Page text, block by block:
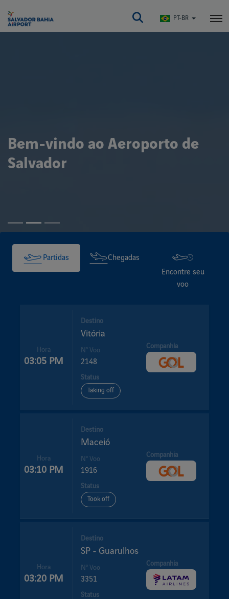
para
o
PT-BR
Bem-vindo ao Aeroporto de
Salvador
Partidas
Chegadas
Encontre seu
voo
Hora
03:05 PM
Destino
Vitória
Companhia
Nº Voo
2148
Status
Taking off
Hora
03:10 PM
Destino
Maceió
Companhia
Nº Voo
1916
Status
Took off
Hora
03:20 PM
Destino
SP - Guarulhos
Companhia
Nº Voo
3351
Status